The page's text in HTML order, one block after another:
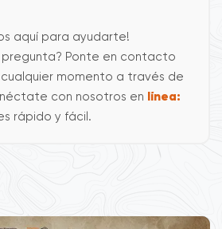
aquí para ayudarte!
pregunta? Ponte en contacto
momento a través de
con nosotros en
línea:
rápido y fácil.